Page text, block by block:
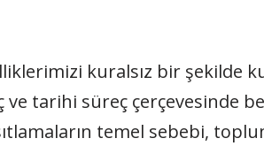
kuralsız bir şekilde
tarihi süreç çerçevesinde
temel sebebi,